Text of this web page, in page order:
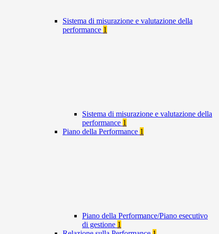
Sistema di misurazione e valutazione della
performance 1
Sistema di misurazione e valutazione della
performance 1
Piano della Performance 1
Piano della Performance/Piano esecutivo
di gestione 1